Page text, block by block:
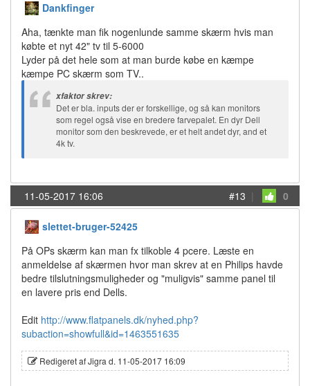
Dankfinger
Aha, tænkte man fik nogenlunde samme skærm hvis man
købte et nyt 42" tv til 5-6000
Lyder på det hele som at man burde købe en kæmpe
kæmpe PC skærm som TV..
xfaktor skrev:
Det er bla. inputs der er forskellige, og så kan monitors
som regel også vise en bredere farvepalet. En dyr Dell
monitor som den beskrevede, er et helt andet dyr, and et
4k tv.
11-05-2017 16:06 #13 | 0
slettet-bruger-52425
På OPs skærm kan man fx tilkoble 4 pcere. Læste en
anmeldelse af skærmen hvor man skrev at en Philips havde
bedre tilslutningsmuligheder og "muligvis" samme panel til
en lavere pris end Dells.
Edit http://www.flatpanels.dk/nyhed.php?
subaction=showfull&id=1463551635
Redigeret af Jigra d. 11-05-2017 16:09